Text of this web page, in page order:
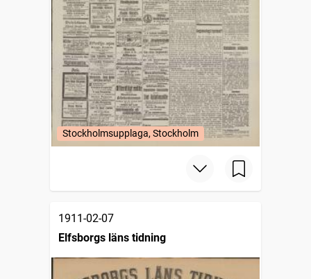
Stockholmsupplaga, Stockholm
1911-02-07
Elfsborgs läns tidning